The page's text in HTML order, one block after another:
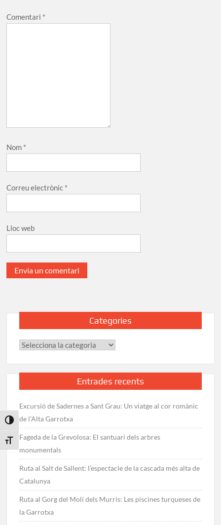
Toggle High Contrast
Toggle Font size
Comentari *
Nom *
Correu electrònic *
Lloc web
Categories
Categories
Entrades recents
Excursió de Sadernes a Sant Grau: Un viatge al cor romànic
de l’Alta Garrotxa
Fageda de la Grevolosa: El santuari dels arbres
monumentals
Ruta al Salt de Sallent: l’espectacle de la cascada més alta de
Catalunya
Ruta al Gorg del Molí dels Murris: Les piscines turqueses de
la Garrotxa